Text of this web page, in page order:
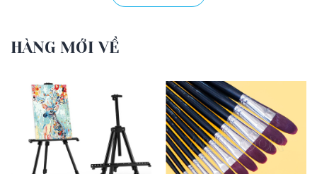
HÀNG MỚI VỀ